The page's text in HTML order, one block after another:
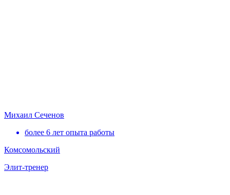
Михаил Сеченов
более 6 лет опыта работы
Комсомольский
Элит-тренер